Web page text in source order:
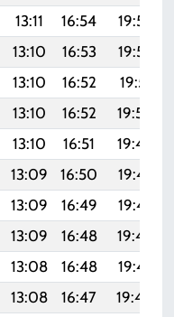
13:11 16:54
19:54
13:10 16:53 19:52
13:10 16:52 19:51
13:10 16:52
19:50
13:10 16:51 19:48
13:09 16:50 19:47
13:09 16:49 19:45
13:09 16:48 19:44
13:08 16:48 19:42
13:08 16:47 19:40